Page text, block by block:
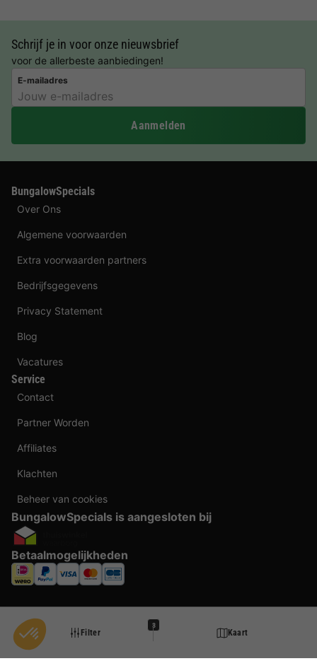
Filter
3
Kaart
Schrijf je in voor onze nieuwsbrief
voor de allerbeste aanbiedingen!
E-mailadres
Aanmelden
BungalowSpecials
Over Ons
Algemene voorwaarden
Extra voorwaarden partners
Bedrijfsgegevens
Privacy Statement
Blog
Vacatures
Service
Contact
Partner Worden
Affiliates
Klachten
Beheer van cookies
BungalowSpecials is aangesloten bij
Betaalmogelijkheden